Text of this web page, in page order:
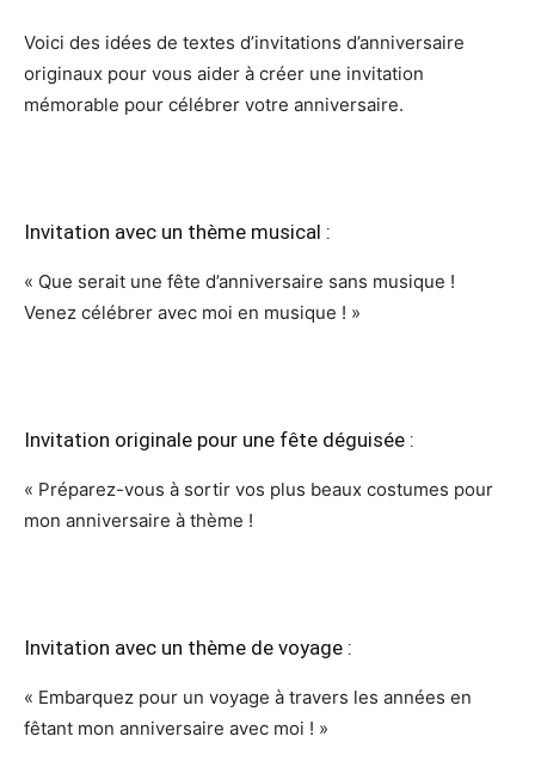
Voici des idées de textes d’invitations d’anniversaire
originaux pour vous aider à créer une invitation
mémorable pour célébrer votre anniversaire.
Invitation avec un thème musical :
« Que serait une fête d’anniversaire sans musique !
Venez célébrer avec moi en musique ! »
Invitation originale pour une fête déguisée :
« Préparez-vous à sortir vos plus beaux costumes pour
mon anniversaire à thème !
Invitation avec un thème de voyage :
« Embarquez pour un voyage à travers les années en
fêtant mon anniversaire avec moi ! »